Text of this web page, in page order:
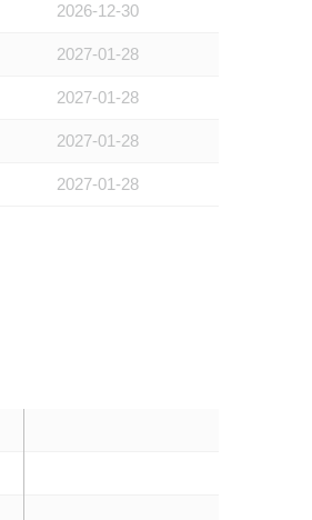
2026-12-30
2027-01-28
2027-01-28
2027-01-28
2027-01-28